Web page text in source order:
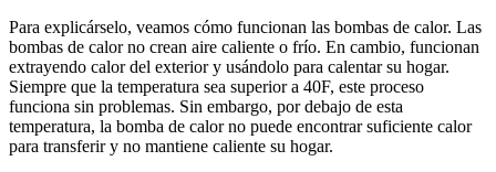
Para explicárselo, veamos cómo funcionan las bombas de calor. Las
bombas de calor no crean aire caliente o frío. En cambio, funcionan
extrayendo calor del exterior y usándolo para calentar su hogar.
Siempre que la temperatura sea superior a 40F, este proceso
funciona sin problemas. Sin embargo, por debajo de esta
temperatura, la bomba de calor no puede encontrar suficiente calor
para transferir y no mantiene caliente su hogar.